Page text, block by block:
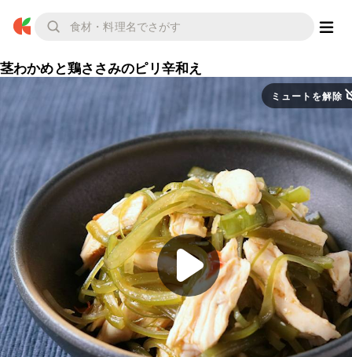
茎わかめと鶏ささみのピリ辛和え
ミュートを解除